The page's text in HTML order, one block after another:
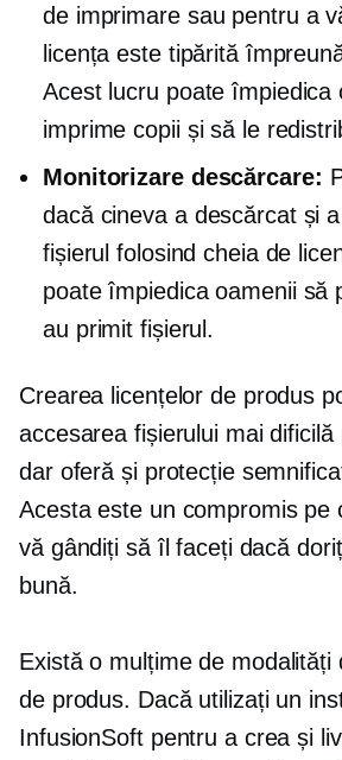
de imprimare sau pentru a
licența este tipărită
Acest lucru poate împiedica
imprime copii și să le
Monitorizare descărcare:
dacă cineva a descărcat și
fișierul folosind cheia de
poate împiedica oamenii să
au primit fișierul.
Crearea licențelor de produs
accesarea fișierului mai dificilă
dar oferă și protecție
Acesta este un compromis pe
vă gândiți să îl faceți dacă
bună.
Există o mulțime de modalități
de produs. Dacă utilizați un
InfusionSoft pentru a crea și